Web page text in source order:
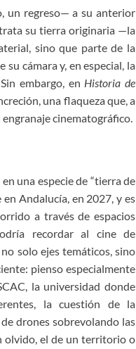
un regreso— a su anterior
su tierra originaria —la
sino que parte de la
cámara y, en especial, la
embargo, en Historia de
una flaqueza que, a
cinematográfico.
una especie de “tierra de
Andalucía, en 2027, y es
a través de espacios
recordar al cine de
solo ejes temáticos, sino
pienso especialmente
la universidad donde
la cuestión de la
drones sobrevolando las
olvido, el de un territorio o